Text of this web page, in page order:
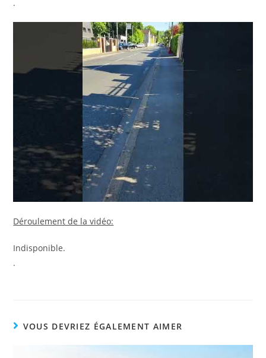
.
Déroulement de la vidéo:
Indisponible.
.
VOUS DEVRIEZ ÉGALEMENT AIMER